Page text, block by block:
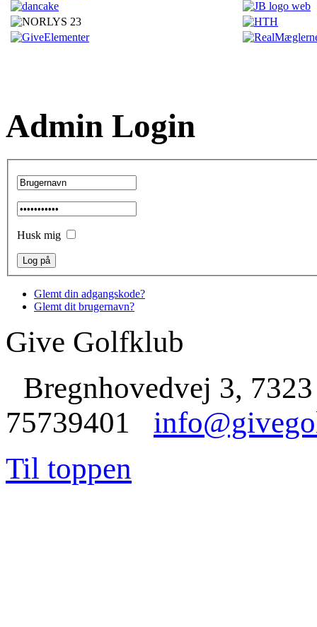
Admin Login
Husk mig
Glemt din adgangskode?
Glemt dit brugernavn?
Give Golfklub
Bregnhovedvej 3,
75739401
Til toppen